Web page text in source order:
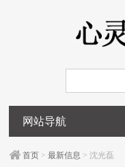
网站导航
首页 >最新信息 > 沈光磊